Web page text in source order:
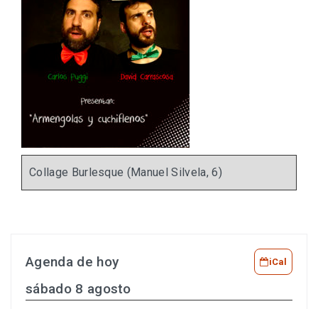
Collage Burlesque (Manuel Silvela, 6)
Agenda de hoy iCal
sábado 8 agosto